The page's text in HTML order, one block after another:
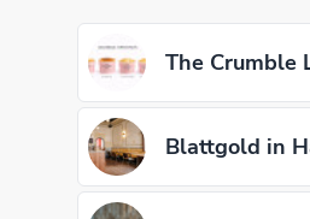
The Crumble
Blattgold in